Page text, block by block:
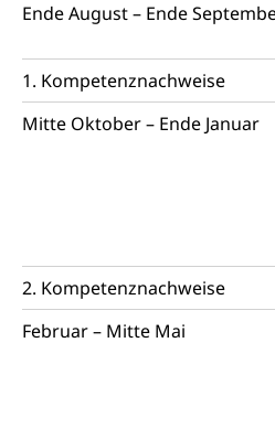
Ende August – Ende
1. Kompetenznachweise
Mitte Oktober – Ende Januar
2. Kompetenznachweise
Februar – Mitte Mai
Abfall
Abfallentsorgung,
Abfall und
Gemeindeverbände
Boden, Natur und
Bodenschutz,
Natur (Dienststelle
Natur- und
Giftabfälle, Giftmüll,
Sonderabfälle und Gifte
Eigentum
Liegenschaft, Immobilie,
ÖREB-
Strom, Energieversorgung,
Energieverbrauch,